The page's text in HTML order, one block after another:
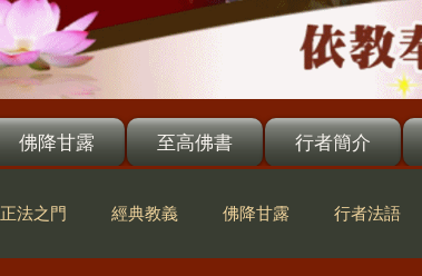
佛降甘露 至高佛書 行者簡介
正法之門 經典教義 佛降甘露 行者法語